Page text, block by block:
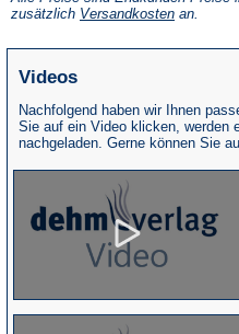
neuen
zusätzlich Versandkosten(Öffnet
an.
Videos
Nachfolgend haben wir Ihnen
Sie auf ein Video klicken, werden
nachgeladen. Gerne können Sie